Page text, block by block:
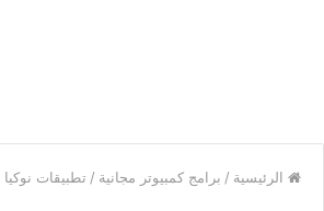
الرئيسية / برامج كمبيوتر مجانية / تطبيقات نوكيا